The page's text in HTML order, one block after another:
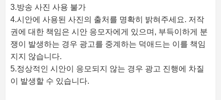
3.방송 사진 사용 불가
4.시안에 사용된 사진의 출처를 명확히 밝혀주세요. 저작
권에 대한 책임은 시안 응모자에게 있으며, 부득이하게 분
쟁이 발생하는 경우 광고를 중계하는 덕애드는 이를 책임
지지 않습니다.
5.정상적인 시안이 응모되지 않는 경우 광고 진행에 차질
이 발생할 수 있습니다.